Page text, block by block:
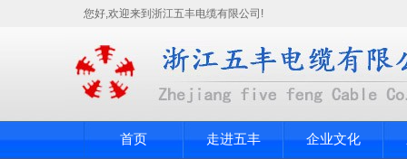
您好,欢迎来到浙江五丰电缆有限公司!
首页 走进五丰 企业文化